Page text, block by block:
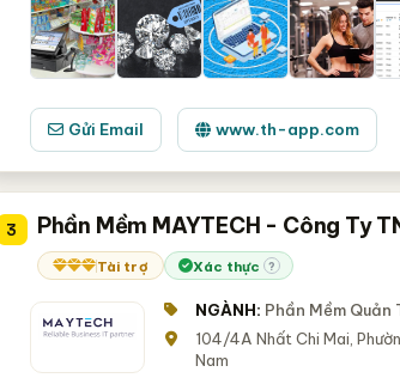
Gửi Email www.th-app.com
3 Phần Mềm MAYTECH - Công Ty
Tài trợ Xác thực ?
NGÀNH: Phần Mềm Quản
104/4A Nhất Chi Mai,
Nam